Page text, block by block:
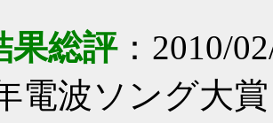
果総評：2010/
電波ソング大賞